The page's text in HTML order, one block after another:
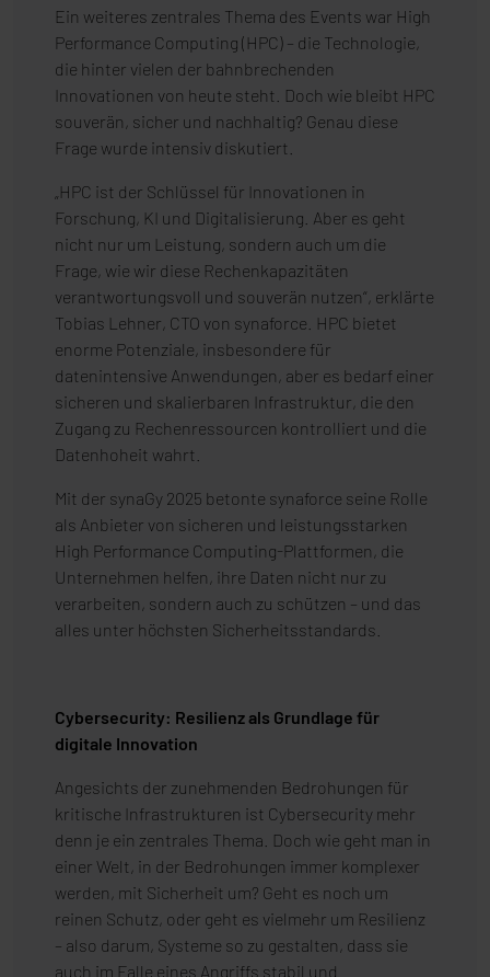
Ein weiteres zentrales Thema des Events war High
Performance Computing (HPC) – die Technologie,
die hinter vielen der bahnbrechenden
Innovationen von heute steht. Doch wie bleibt HPC
souverän, sicher und nachhaltig? Genau diese
Frage wurde intensiv diskutiert.
„HPC ist der Schlüssel für Innovationen in
Forschung, KI und Digitalisierung. Aber es geht
nicht nur um Leistung, sondern auch um die
Frage, wie wir diese Rechenkapazitäten
verantwortungsvoll und souverän nutzen“, erklärte
Tobias Lehner, CTO von synaforce. HPC bietet
enorme Potenziale, insbesondere für
datenintensive Anwendungen, aber es bedarf einer
sicheren und skalierbaren Infrastruktur, die den
Zugang zu Rechenressourcen kontrolliert und die
Datenhoheit wahrt.
Mit der synaGy 2025 betonte synaforce seine Rolle
als Anbieter von sicheren und leistungsstarken
High Performance Computing-Plattformen, die
Unternehmen helfen, ihre Daten nicht nur zu
verarbeiten, sondern auch zu schützen – und das
alles unter höchsten Sicherheitsstandards.
Cybersecurity: Resilienz als Grundlage für
digitale Innovation
Angesichts der zunehmenden Bedrohungen für
kritische Infrastrukturen ist Cybersecurity mehr
denn je ein zentrales Thema. Doch wie geht man in
einer Welt, in der Bedrohungen immer komplexer
werden, mit Sicherheit um? Geht es noch um
reinen Schutz, oder geht es vielmehr um Resilienz
– also darum, Systeme so zu gestalten, dass sie
auch im Falle eines Angriffs stabil und